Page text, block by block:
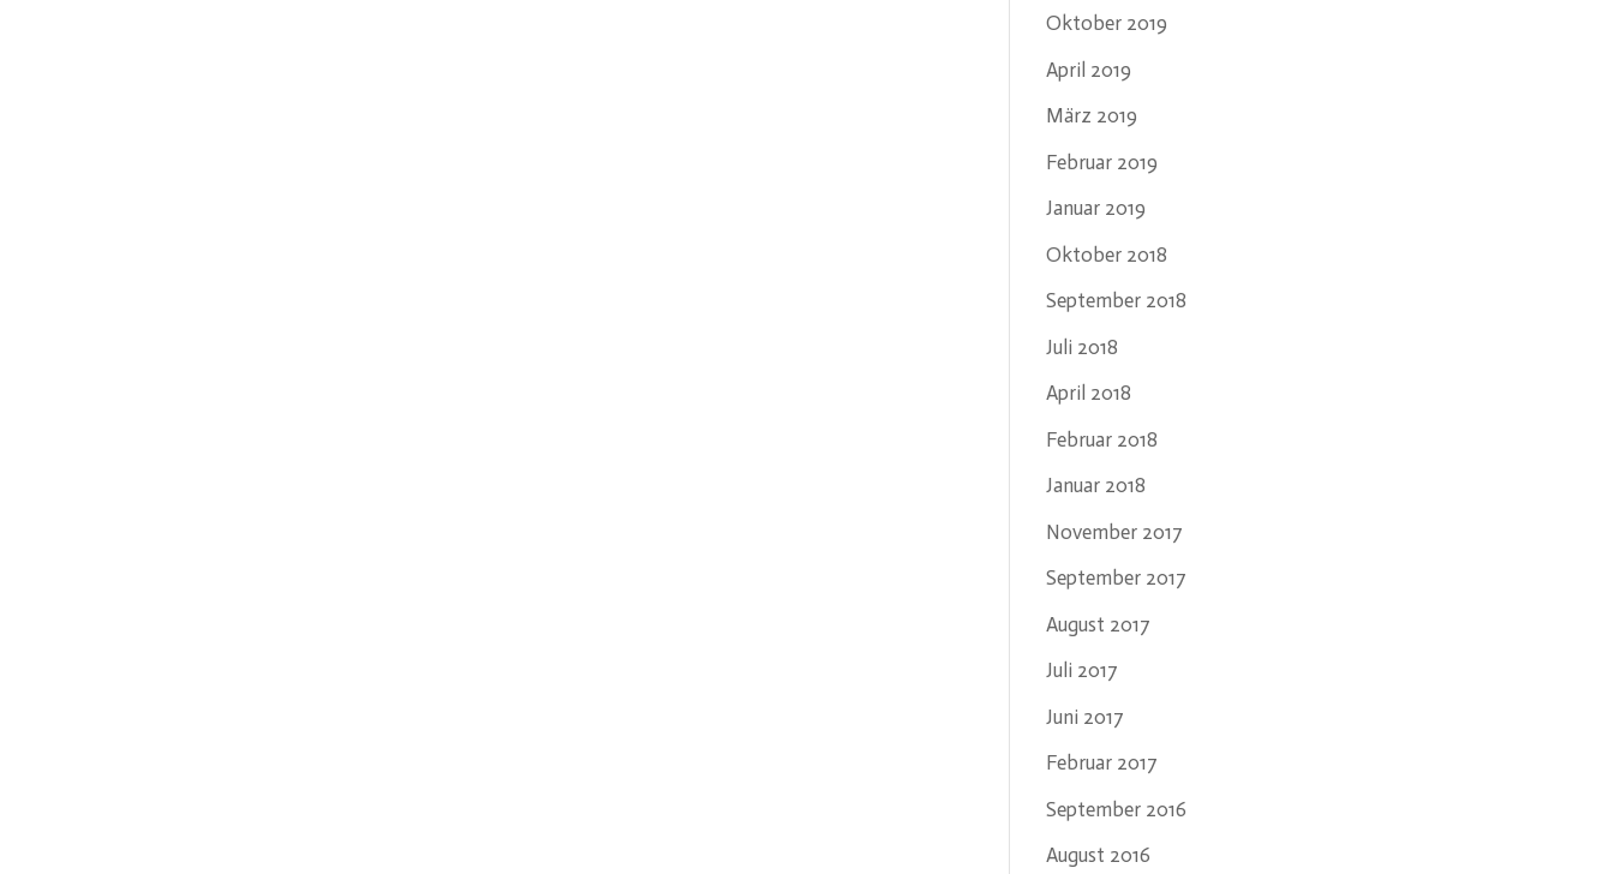
Oktober 2019
April 2019
März 2019
Februar 2019
Januar 2019
Oktober 2018
September 2018
Juli 2018
April 2018
Februar 2018
Januar 2018
November 2017
September 2017
August 2017
Juli 2017
Juni 2017
Februar 2017
September 2016
August 2016